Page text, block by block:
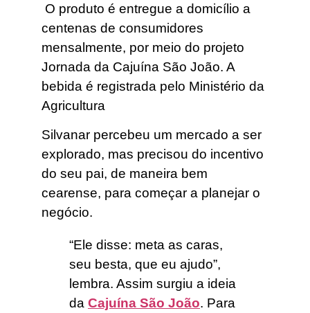
O produto é entregue a domicílio a
centenas de consumidores
mensalmente, por meio do projeto
Jornada da Cajuína São João. A
bebida é registrada pelo Ministério da
Agricultura
Silvanar percebeu um mercado a ser
explorado, mas precisou do incentivo
do seu pai, de maneira bem
cearense, para começar a planejar o
negócio.
“Ele disse: meta as caras,
seu besta, que eu ajudo”,
lembra. Assim surgiu a ideia
da Cajuína São João. Para